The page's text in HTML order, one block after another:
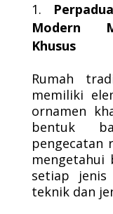
Modern
Khusus
Rumah
memiliki
ornamen
bentuk
pengecatan
mengetahui
setiap
teknik dan